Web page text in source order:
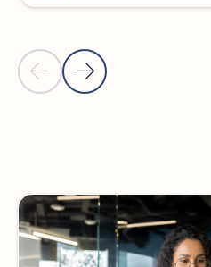
Prejšnji diapozitiv
Naslednji diapozitiv